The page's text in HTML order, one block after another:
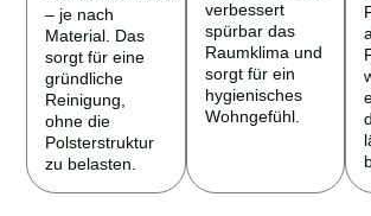
– je nach
Material. Das
sorgt für eine
gründliche
Reinigung,
ohne die
Polsterstruktur
zu belasten.
verbessert
spürbar das
Raumklima und
sorgt für ein
hygienisches
Wohngefühl.